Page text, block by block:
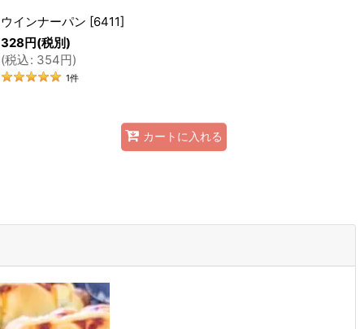
ウインナーパン [6411]
328 円(税別)
(税込: 354円)
1件
カートに入れる